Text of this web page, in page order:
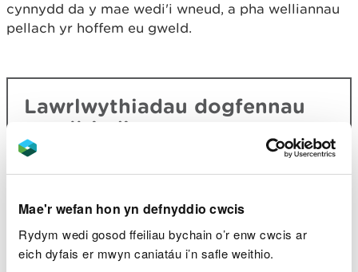
Mae'r wefan hon yn defnyddio cwcis
Rydym wedi gosod ffeiliau bychain o’r enw cwcis ar
eich dyfais er mwyn caniatáu i’n safle weithio.
cynnydd da y mae wedi'i wneud, a pha welliannau
pellach yr hoffem eu gweld.
Lawrlwythiadau dogfennau
cysylltiedig
Amgylcheddol Blynyddol Ar Gyfer
Amgylcheddol Blynyddol Ar Gyfer
Dŵr Cymru 2023 PDF [412.6 KB]